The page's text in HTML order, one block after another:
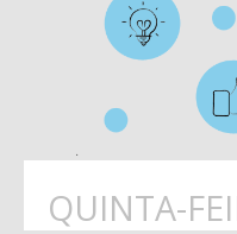
QUINTA-